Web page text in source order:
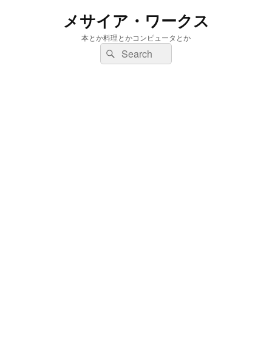
メサイア・ワークス
本とか料理とかコンピュータとか
検
索:
検
索